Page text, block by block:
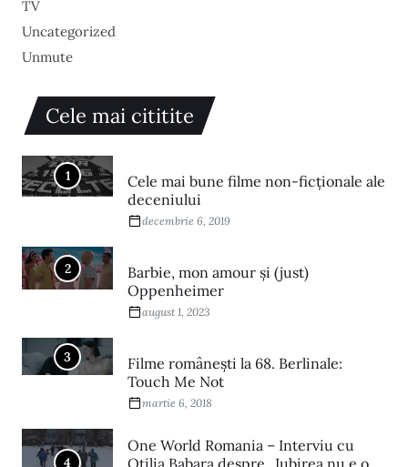
TV
Uncategorized
Unmute
Cele mai cititite
1
Cele mai bune filme non-ficționale ale
deceniului
decembrie 6, 2019
2
Barbie, mon amour și (just)
Oppenheimer
august 1, 2023
3
Filme româneşti la 68. Berlinale:
Touch Me Not
martie 6, 2018
4
One World Romania – Interviu cu